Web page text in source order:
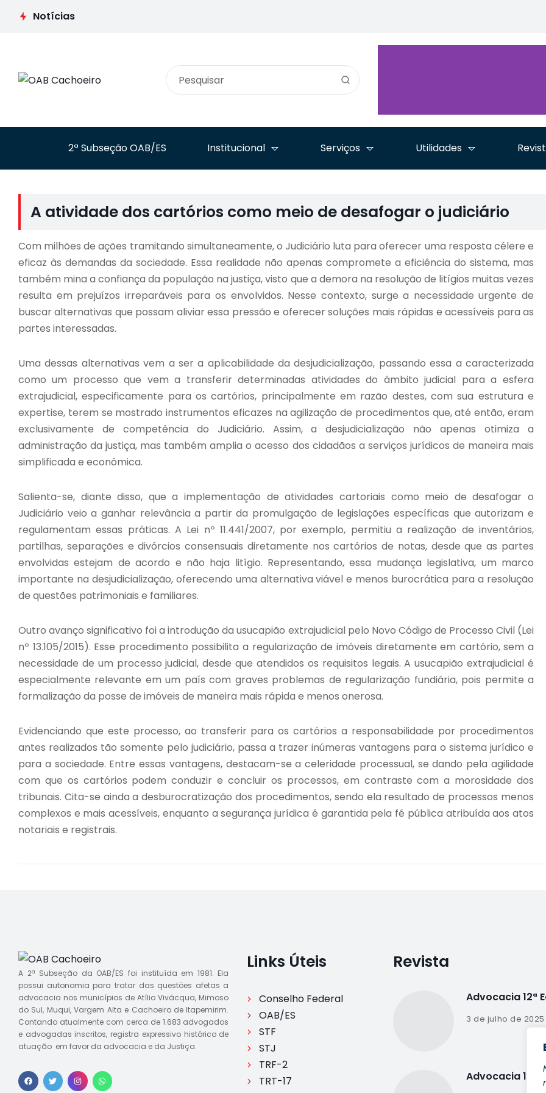
Notícias
2ª Subseção OAB/ES Institucional Serviços Utilidades
A atividade dos cartórios como meio de desafogar o judiciário
Com milhões de ações tramitando simultaneamente, o Judiciário luta para oferecer uma resposta célere e
eficaz às demandas da sociedade. Essa realidade não apenas compromete a eficiência do sistema, mas
também mina a confiança da população na justiça, visto que a demora na resolução de litígios muitas vezes
resulta em prejuízos irreparáveis para os envolvidos. Nesse contexto, surge a necessidade urgente de
buscar alternativas que possam aliviar essa pressão e oferecer soluções mais rápidas e acessíveis para as
partes interessadas.
Uma dessas alternativas vem a ser a aplicabilidade da desjudicialização, passando essa a caracterizada
como um processo que vem a transferir determinadas atividades do âmbito judicial para a esfera
extrajudicial, especificamente para os cartórios, principalmente em razão destes, com sua estrutura e
expertise, terem se mostrado instrumentos eficazes na agilização de procedimentos que, até então, eram
exclusivamente de competência do Judiciário. Assim, a desjudicialização não apenas otimiza a
administração da justiça, mas também amplia o acesso dos cidadãos a serviços jurídicos de maneira mais
simplificada e econômica.
Salienta-se, diante disso, que a implementação de atividades cartoriais como meio de desafogar o
Judiciário veio a ganhar relevância a partir da promulgação de legislações específicas que autorizam e
regulamentam essas práticas. A Lei nº 11.441/2007, por exemplo, permitiu a realização de inventários,
partilhas, separações e divórcios consensuais diretamente nos cartórios de notas, desde que as partes
envolvidas estejam de acordo e não haja litígio. Representando, essa mudança legislativa, um marco
importante na desjudicialização, oferecendo uma alternativa viável e menos burocrática para a resolução
de questões patrimoniais e familiares.
Outro avanço significativo foi a introdução da usucapião extrajudicial pelo Novo Código de Processo Civil (Lei
nº 13.105/2015). Esse procedimento possibilita a regularização de imóveis diretamente em cartório, sem a
necessidade de um processo judicial, desde que atendidos os requisitos legais. A usucapião extrajudicial é
especialmente relevante em um país com graves problemas de regularização fundiária, pois permite a
formalização da posse de imóveis de maneira mais rápida e menos onerosa.
Evidenciando que este processo, ao transferir para os cartórios a responsabilidade por procedimentos
antes realizados tão somente pelo judiciário, passa a trazer inúmeras vantagens para o sistema jurídico e
para a sociedade. Entre essas vantagens, destacam-se a celeridade processual, se dando pela agilidade
com que os cartórios podem conduzir e concluir os processos, em contraste com a morosidade dos
tribunais. Cita-se ainda a desburocratização dos procedimentos, sendo ela resultado de processos menos
complexos e mais acessíveis, enquanto a segurança jurídica é garantida pela fé pública atribuída aos atos
notariais e registrais.
A 2ª Subseção da OAB/ES foi instituída em 1981. Ela
possui autonomia para tratar das questões afetas a
advocacia nos municípios de Atílio Vivácqua, Mimoso
do Sul, Muqui, Vargem Alta e Cachoeiro de Itapemirim.
Contando atualmente com cerca de 1.683 advogados
e advogadas inscritos, registra expressivo histórico de
atuação em favor da advocacia e da Justiça.
Links Úteis
Conselho Federal
OAB/ES
STF
STJ
TRF-2
TRT-17
Revista
Advocacia 12ª
3 de julho de 2025
Advocacia 11ª